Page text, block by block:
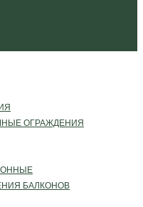
ОГРАЖДЕНИЯ
БАЛКОНОВ